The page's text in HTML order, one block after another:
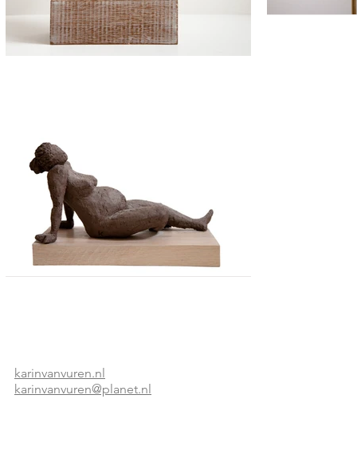
karinvanvuren.nl
karinvanvuren@planet.nl